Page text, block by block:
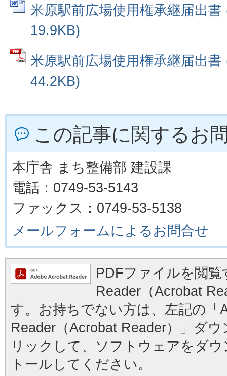
米原駅前広場使用権承継届出
19.9KB)
米原駅前広場使用権承継届出
44.2KB)
この記事に関するお
本庁舎 まち整備部 建設課
電話：0749-53-5143
ファックス：0749-53-5138
メールフォームによるお問合せ
PDFファイルを閲
Reader（Acrobat
す。お持ちでない方は、左記の「
Reader（Acrobat Reader）」ダ
リックして、ソフトウェアをダ
トールしてください。